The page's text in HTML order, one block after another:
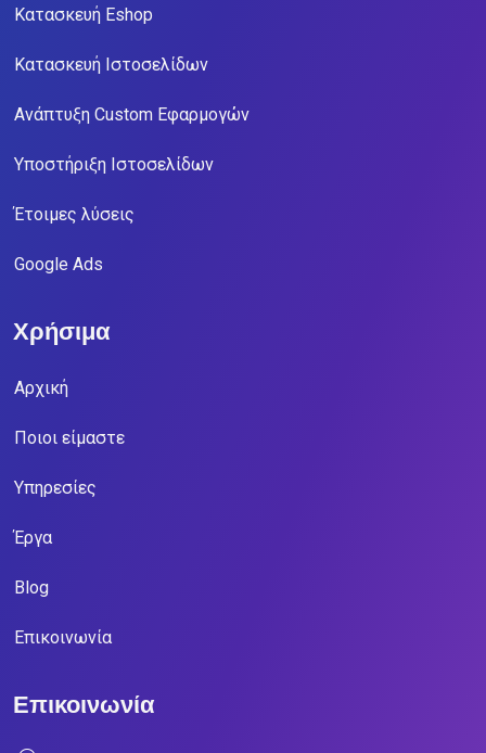
Κατασκευή Eshop
Κατασκευή Ιστοσελίδων
Ανάπτυξη Custom Εφαρμογών
Υποστήριξη Ιστοσελίδων
Έτοιμες λύσεις
Google Ads
Χρήσιμα
Αρχική
Ποιοι είμαστε
Υπηρεσίες
Έργα
Blog
Επικοινωνία
Επικοινωνία